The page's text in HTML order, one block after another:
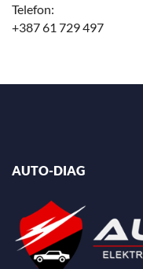
Telefon:
+387 61 729 497
AUTO-DIAG